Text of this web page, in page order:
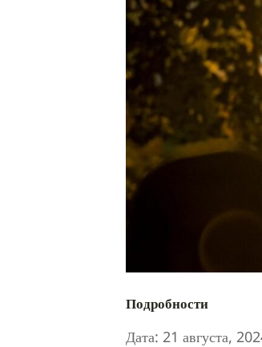
Подробности
Дата: 21 августа,